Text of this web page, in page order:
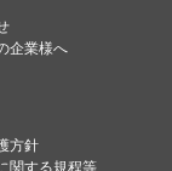
企業様へ
方針
関する規程等